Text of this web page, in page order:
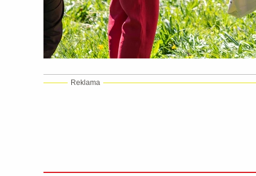
Reklama